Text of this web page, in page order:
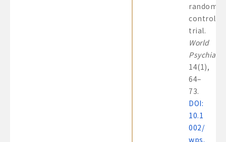
trial.
World
Psychiatry
14(1),
64–
73.
DOI:
10.1
002/
wps.